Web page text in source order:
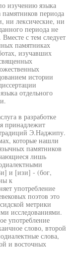
изучению языка
периода
ни лексические, ни
периода не
с тем следует
памятниках
изучавших
истории
отдельного
в разработке
принадлежит
Э.Наджипу.
которые нашли
памятников
лишь
и [изи] - (бог,
к
употребление
поэтов это
метрики
исследованиями.
употребление
слово, второй
слова,
и восточных